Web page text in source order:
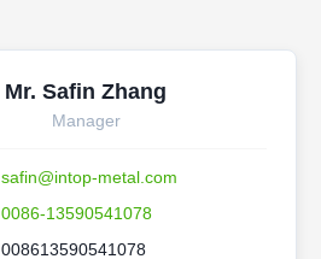
Mr. Safin Zhang
Manager
safin@intop-metal.com
0086-13590541078
008613590541078